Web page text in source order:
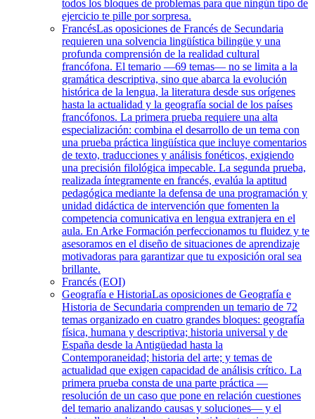
todos los bloques de problemas para que ningún tipo de
ejercicio te pille por sorpresa.
FrancésLas oposiciones de Francés de Secundaria
requieren una solvencia lingüística bilingüe y una
profunda comprensión de la realidad cultural
francófona. El temario —69 temas— no se limita a la
gramática descriptiva, sino que abarca la evolución
histórica de la lengua, la literatura desde sus orígenes
hasta la actualidad y la geografía social de los países
francófonos. La primera prueba requiere una alta
especialización: combina el desarrollo de un tema con
una prueba práctica lingüística que incluye comentarios
de texto, traducciones y análisis fonéticos, exigiendo
una precisión filológica impecable. La segunda prueba,
realizada íntegramente en francés, evalúa la aptitud
pedagógica mediante la defensa de una programación y
unidad didáctica de intervención que fomenten la
competencia comunicativa en lengua extranjera en el
aula. En Arke Formación perfeccionamos tu fluidez y te
asesoramos en el diseño de situaciones de aprendizaje
motivadoras para garantizar que tu exposición oral sea
brillante.
Francés (EOI)
Geografía e HistoriaLas oposiciones de Geografía e
Historia de Secundaria comprenden un temario de 72
temas organizado en cuatro grandes bloques: geografía
física, humana y descriptiva; historia universal y de
España desde la Antigüedad hasta la
Contemporaneidad; historia del arte; y temas de
actualidad que exigen capacidad de análisis crítico. La
primera prueba consta de una parte práctica —
resolución de un caso que pone en relación cuestiones
del temario analizando causas y soluciones— y el